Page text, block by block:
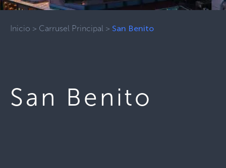
Inicio > Carrusel Principal > San Benito
San Benito